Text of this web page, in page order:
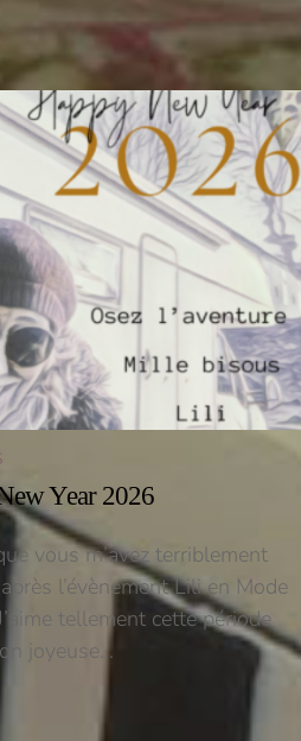
Posts
Year 2026
vous m’avez terriblement
l’évènement Lili en Mode
tellement cette période
joyeuse…